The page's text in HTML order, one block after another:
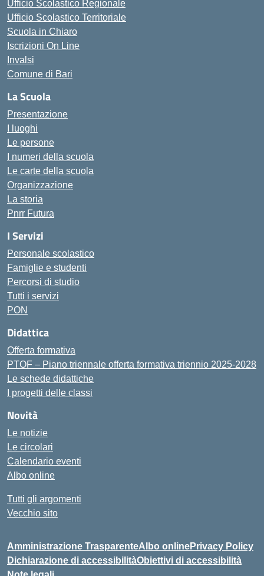
Ufficio Scolastico Regionale
Ufficio Scolastico Territoriale
Scuola in Chiaro
Iscrizioni On Line
Invalsi
Comune di Bari
La Scuola
Presentazione
I luoghi
Le persone
I numeri della scuola
Le carte della scuola
Organizzazione
La storia
Pnrr Futura
I Servizi
Personale scolastico
Famiglie e studenti
Percorsi di studio
Tutti i servizi
PON
Didattica
Offerta formativa
PTOF – Piano triennale offerta formativa triennio 2025-2028
Le schede didattiche
I progetti delle classi
Novità
Le notizie
Le circolari
Calendario eventi
Albo online
Tutti gli argomenti
Vecchio sito
Amministrazione TrasparenteAlbo onlinePrivacy Policy
Dichiarazione di accessibilitàObiettivi di accessibilità